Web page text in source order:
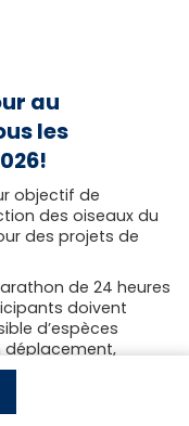
au
les
objectif de
des oiseaux du
des projets de
de 24 heures
doivent
d’espèces
déplacement,
mai.
pour participer au
d’observation,